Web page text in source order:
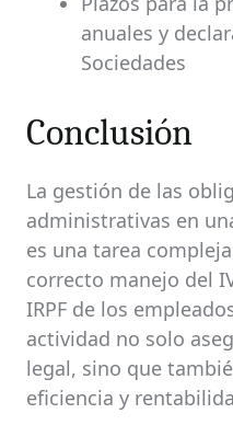
anuales y
Sociedades
Conclusión
La gestión de las
administrativas en
es una tarea
correcto manejo del
IRPF de los
actividad no solo
legal, sino que
eficiencia y